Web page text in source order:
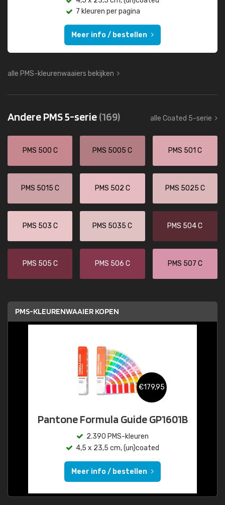
7 kleuren per pagina
Meer info / bestellen
alle PMS-kleurenwaaiers bekijken
Andere PMS 5-serie(169) alle Coated 5-serie
PMS 500 C PMS 5005 C PMS 501 C
PMS 5015 C PMS 502 C PMS 5025 C
PMS 503 C PMS 5035 C PMS 504 C
PMS 505 C PMS 506 C PMS 507 C
PMS-KLEURENWAAIER KOPEN
€179,95
Pantone Formula Guide GP1601B
2.390 PMS-kleuren
4,5 x 23,5 cm, (un)coated
Meer info / bestellen